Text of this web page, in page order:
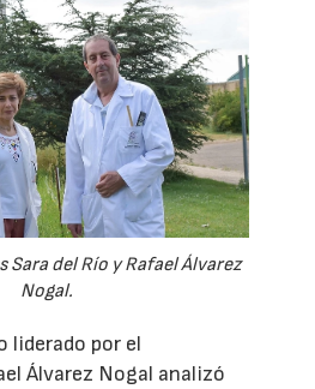
Sara del Río y Rafael Álvarez
Nogal.
liderado por el
Álvarez Nogal analizó